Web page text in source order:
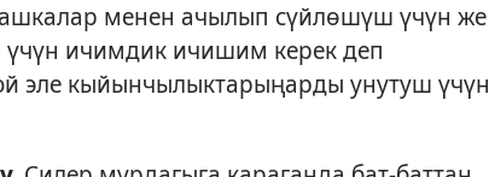
менен ачылып сүйлөшүш үчүн же
ичимдик ичишим керек деп
эле кыйынчылыктарыңарды унутуш үчүн